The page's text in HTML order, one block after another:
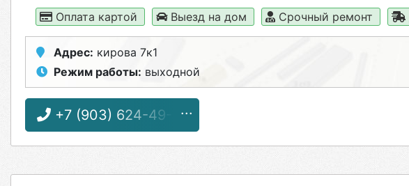
Оплата картой
Выезд на дом Срочный ремонт
Адрес: кирова 7к1
Режим работы: выходной
+7 (903) 624-49-01